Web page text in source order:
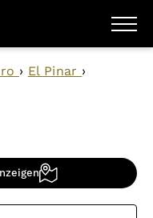
› El Pinar ›